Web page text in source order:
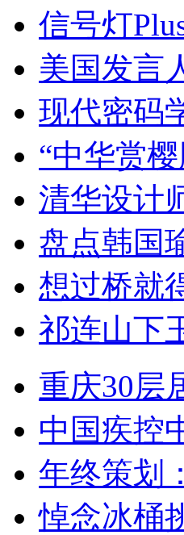
信号灯
美国发言
现代密码
“中华赏
清华设计
盘点韩国
想过桥就
祁连山下
重庆30
中国疾控
年终策划
悼念冰桶